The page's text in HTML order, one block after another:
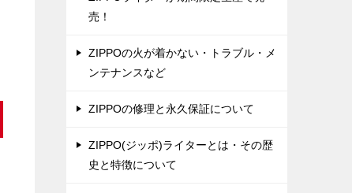
売！
ZIPPOの火が着かない・トラブル・メ
ンテナンスなど
ZIPPOの修理と永久保証について
ZIPPO(ジッポ)ライターとは・その歴
史と特徴について